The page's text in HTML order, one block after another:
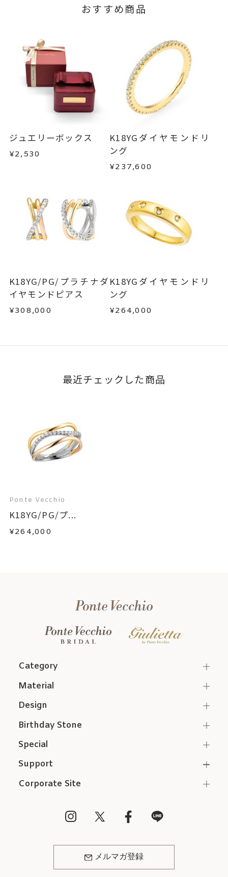
おすすめ商品
ジュエリーボックス
¥2,530
K18YGダイヤモンドリ
ング
¥237,600
K18YG/PG/プラチナダ
イヤモンドピアス
¥308,000
K18YGダイヤモンドリ
ング
¥264,000
最近チェックした商品
Ponte Vecchio
K18YG/PG/プ...
¥264,000
Category
Support
Corporate Site
メルマガ登録
Material
Design
Birthday Stone
Special